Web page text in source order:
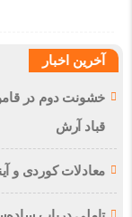
آخرین اخبار
خشونت دوم در
قباد آرش
معادلات کوردی و